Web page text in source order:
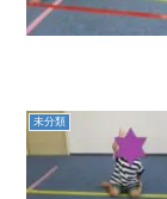
未分類